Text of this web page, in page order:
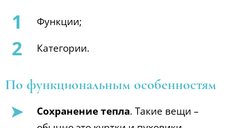
Функции;
Категории.
По функциональным особенностям
Сохранение тепла. Такие вещи –